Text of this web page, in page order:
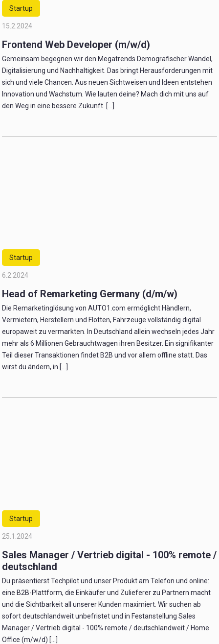
Startup
15.2.2024
Frontend Web Developer (m/w/d)
Gemeinsam begegnen wir den Megatrends Demografischer Wandel,
Digitalisierung und Nachhaltigkeit. Das bringt Herausforderungen mit
sich und viele Chancen. Aus neuen Sichtweisen und Ideen entstehen
Innovation und Wachstum. Wie lauten deine? Mach dich mit uns auf
den Weg in eine bessere Zukunft. [...]
Startup
6.2.2024
Head of Remarketing Germany (d/m/w)
Die Remarketinglösung von AUTO1.com ermöglicht Händlern,
Vermietern, Herstellern und Flotten, Fahrzeuge vollständig digital
europaweit zu vermarkten. In Deutschland allein wechseln jedes Jahr
mehr als 6 Millionen Gebrauchtwagen ihren Besitzer. Ein signifikanter
Teil dieser Transaktionen findet B2B und vor allem offline statt. Das
wirst du ändern, in [...]
Startup
25.1.2024
Sales Manager / Vertrieb digital - 100% remote /
deutschland
Du präsentierst Techpilot und unser Produkt am Telefon und online:
eine B2B-Plattform, die Einkäufer und Zulieferer zu Partnern macht
und die Sichtbarkeit all unserer Kunden maximiert. Wir suchen ab
sofort deutschlandweit unbefristet und in Festanstellung Sales
Manager / Vertrieb digital - 100% remote / deutschlandweit / Home
Office (m/w/d) [...]